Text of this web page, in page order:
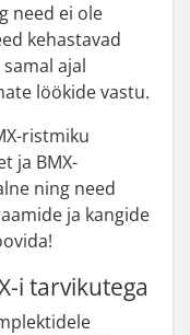
need ei ole
kehastavad
ajal
löökide vastu.
ristmiku
ja BMX-
ning need
ja kangide
i tarvikutega